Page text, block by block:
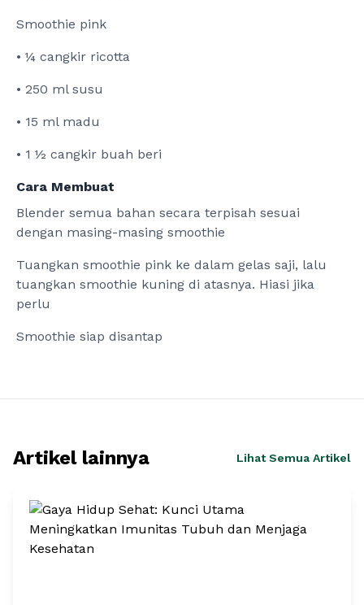
Smoothie pink
• ¼ cangkir ricotta
• 250 ml susu
• 15 ml madu
• 1 ½ cangkir buah beri
Cara Membuat
Blender semua bahan secara terpisah sesuai
dengan masing-masing smoothie
Tuangkan smoothie pink ke dalam gelas saji, lalu
tuangkan smoothie kuning di atasnya. Hiasi jika
perlu
Smoothie siap disantap
Artikel lainnya Lihat Semua Artikel